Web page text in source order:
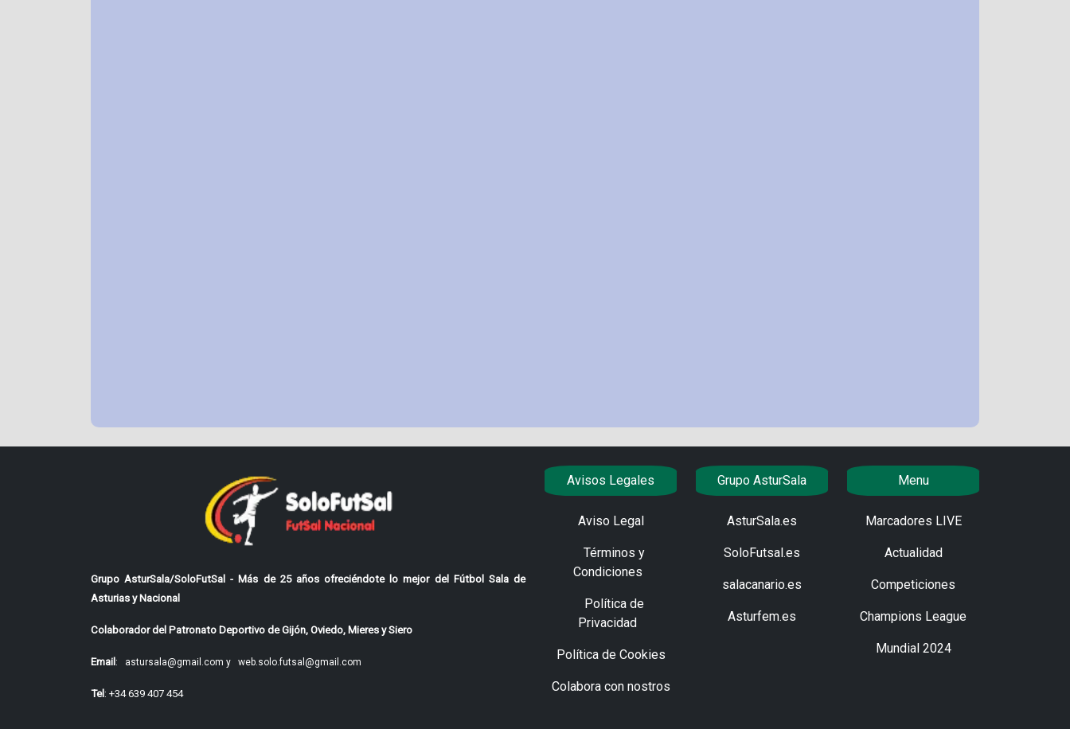
Grupo AsturSala/SoloFutSal - Más de 25 años ofreciéndote lo mejor del Fútbol Sala de
Asturias y Nacional
Colaborador del Patronato Deportivo de Gijón, Oviedo, Mieres y Siero
Email : astursala@gmail.com y web.solo.futsal@gmail.com
Tel : +34 639 407 454
Avisos Legales
Aviso Legal
Términos y
Condiciones
Política de
Privacidad
Política de Cookies
Colabora con nostros
Grupo AsturSala
AsturSala.es
SoloFutsal.es
salacanario.es
Asturfem.es
Menu
Marcadores LIVE
Actualidad
Competiciones
Champions League
Mundial 2024